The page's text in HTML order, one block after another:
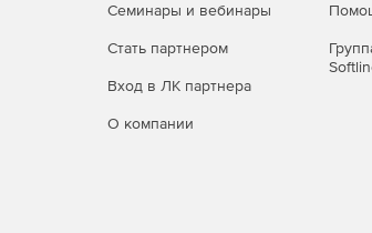
Семинары и вебинары
Стать партнером
Вход в ЛК партнера
О компании